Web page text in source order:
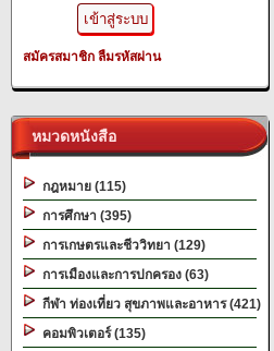
สมัครสมาชิก ลืมรหัสผ่าน
หมวดหนังสือ
กฎหมาย (115)
การศึกษา (395)
การเกษตรและชีววิทยา (129)
การเมืองและการปกครอง (63)
กีฬา ท่องเที่ยว สุขภาพและอาหาร (421)
คอมพิวเตอร์ (135)